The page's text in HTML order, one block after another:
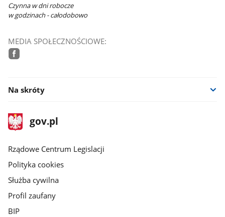
Czynna w dni robocze
w godzinach - całodobowo
MEDIA SPOŁECZNOŚCIOWE:
Na skróty
stopka
gov.plStrona
gov.pl
Rządowe Centrum Legislacji
Polityka cookies
Służba cywilna
Profil zaufany
BIP